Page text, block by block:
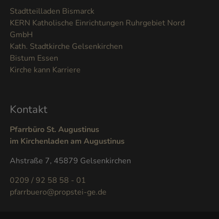
Stadtteilladen Bismarck
KERN Katholische Einrichtungen Ruhrgebiet Nord
GmbH
Kath. Stadtkirche Gelsenkirchen
Bistum Essen
Kirche kann Karriere
Kontakt
Pfarrbüro St. Augustinus
im Kirchenladen am Augustinus
Ahstraße 7, 45879 Gelsenkirchen
0209 / 92 58 58 - 01
pfarrbuero@propstei-ge.de